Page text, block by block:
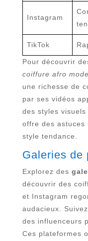
Instagram
TikTok
Pour découvrir
coiffure afro
une richesse de
par ses vidéos
des styles visuels
offre des astuces
style tendance.
Galeries de
Explorez des
découvrir des
et Instagram
audacieux.
des influenceurs
Ces plateformes